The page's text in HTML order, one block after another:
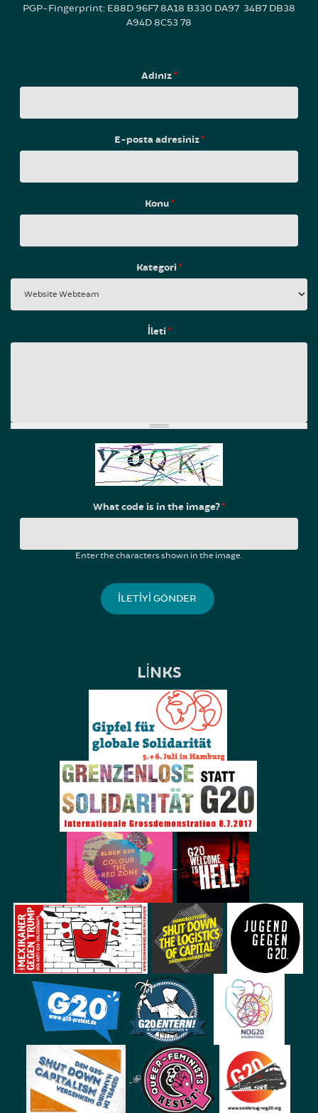
PGP-Fingerprint: E88D 96F7 8A18 B330 DA97 34B7 DB38
A94D 8C53 78
Adınız*
E-posta adresiniz*
Konu*
Kategori*
İleti*
What code is in the image?*
Enter the characters shown in the image.
LINKS